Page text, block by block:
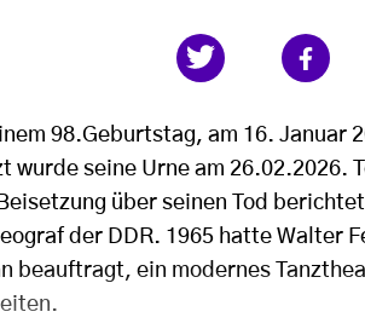
98.Geburtstag, am 16. Januar
wurde seine Urne am 26.02.2026.
über seinen Tod
der DDR. 1965 hatte Walter
beauftragt, ein modernes